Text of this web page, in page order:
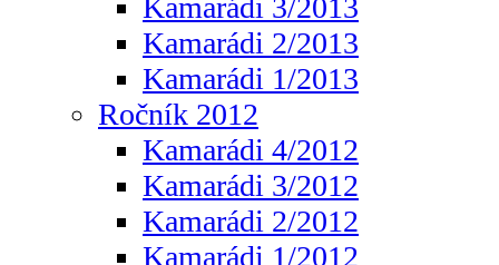
Kamarádi 3/2013
Kamarádi 2/2013
Kamarádi 1/2013
Ročník 2012
Kamarádi 4/2012
Kamarádi 3/2012
Kamarádi 2/2012
Kamarádi 1/2012